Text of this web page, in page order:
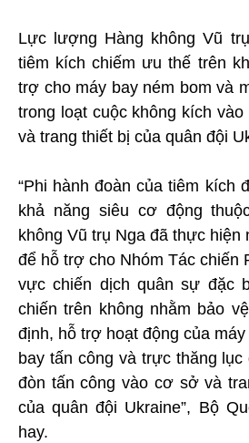
Lực lượng Hàng không Vũ
tiêm kích chiếm ưu thế trên
trợ cho máy bay ném bom và
trong loạt cuộc không kích
và trang thiết bị của quân đội
“Phi hành đoàn của tiêm kích
khả năng siêu cơ động
không Vũ trụ Nga đã thực hiện
để hỗ trợ cho Nhóm Tác chiến
vực chiến dịch quân sự đặc
chiến trên không nhằm bảo
định, hỗ trợ hoạt động của
bay tấn công và trực thăng
đòn tấn công vào cơ sở và
của quân đội Ukraine”, Bộ
hay.